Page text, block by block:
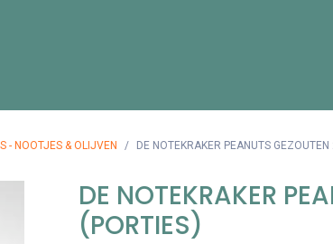
- NOOTJES & OLIJVEN DE NOTEKRAKER PEANUTS
DE NOTEKRAKER
(PORTIES)